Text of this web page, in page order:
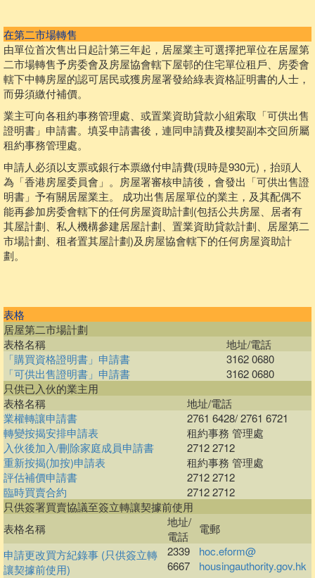
在第二市場轉售
由單位首次售出日起計第三年起，居屋業主可選擇把單位在居屋第
二市場轉售予房委會及房屋協會轄下屋邨的住宅單位租戶、房委會
轄下中轉房屋的認可居民或獲房屋署發給綠表資格証明書的人士，
而毋須繳付補價。
業主可向各租約事務管理處、或置業資助貸款小組索取「可供出售
證明書」申請書。填妥申請書後，連同申請費及樓契副本交回所屬
租約事務管理處。
申請人必須以支票或銀行本票繳付申請費(現時是930元)，抬頭人
為「香港房屋委員會」。房屋署審核申請後，會發出「可供出售證
明書」予有關居屋業主。 成功出售居屋單位的業主，及其配偶不
能再參加房委會轄下的任何房屋資助計劃(包括公共房屋、居者有
其屋計劃、私人機構參建居屋計劃、置業資助貸款計劃、居屋第二
市場計劃、租者置其屋計劃)及房屋協會轄下的任何房屋資助計
劃。
表格
居屋第二市場計劃
表格名稱
地址/電話
「購買資格證明書」申請書
3162 0680
「可供出售證明書」申請書
3162 0680
只供已入伙的業主用
表格名稱
地址/電話
業權轉讓申請書
2761 6428/ 2761 6721
轉變按揭安排申請表
租約事務 管理處
入伙後加入/刪除家庭成員申請書
2712 2712
重新按揭(加按)申請表
租約事務 管理處
評估補價申請書
2712 2712
臨時買賣合約
2712 2712
只供簽署買賣協議至簽立轉讓契據前使用
表格名稱
地址/
電話
電郵
申請更改買方紀錄事 (只供簽立轉
讓契據前使用)
2339
6667
hoc.eform@
housingauthority.gov.hk